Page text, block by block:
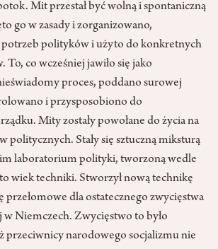
Mit przestał być wolną i spontaniczną
go w zasady i zorganizowano,
polityków i użyto do konkretnych
co wcześniej jawiło się jako
proces, poddano surowej
i przysposobiono do
Mity zostały powołane do życia na
politycznych. Stały się sztuczną miksturą
laboratorium polityki, tworzoną wedle
wiek techniki. Stworzył nową technikę
przełomowe dla ostatecznego zwycięstwa
w Niemczech. Zwycięstwo to było
przeciwnicy narodowego socjalizmu nie